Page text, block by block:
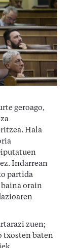
geroago,
Hala
Indarrean
partida
orain
zuen;
txosten baten